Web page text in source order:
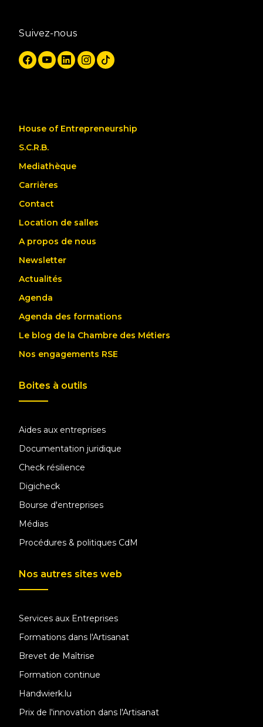
Suivez-nous
House of Entrepreneurship
S.C.R.B.
Mediathèque
Carrières
Contact
Location de salles
A propos de nous
Newsletter
Actualités
Agenda
Agenda des formations
Le blog de la Chambre des Métiers
Nos engagements RSE
Boites à outils
Aides aux entreprises
Documentation juridique
Check résilience
Digicheck
Bourse d'entreprises
Médias
Procédures & politiques CdM
Nos autres sites web
Services aux Entreprises
Formations dans l'Artisanat
Brevet de Maîtrise
Formation continue
Handwierk.lu
Prix de l'innovation dans l'Artisanat